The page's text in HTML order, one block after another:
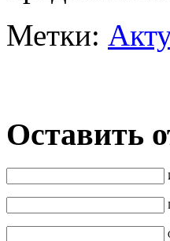
Метки:
Оставить